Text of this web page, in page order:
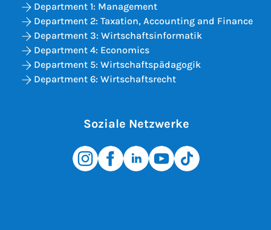
Department 1: Management
Department 2: Taxation, Accounting and Finance
Department 3: Wirtschaftsinformatik
Department 4: Economics
Department 5: Wirtschaftspädagogik
Department 6: Wirtschaftsrecht
Soziale Netzwerke